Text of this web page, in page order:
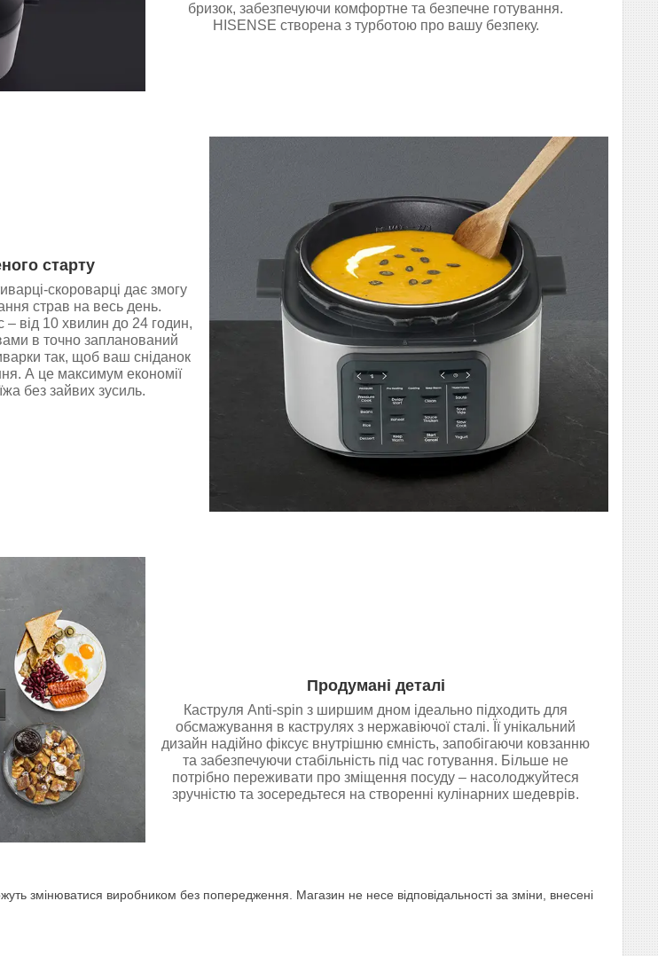
бризок, забезпечуючи комфортне та безпечне готування.
HISENSE створена з турботою про вашу безпеку.
старту
скороварці дає змогу
страв на весь день.
– від 10 хвилин до 24 годин,
в точно запланований
так, щоб ваш сніданок
А це максимум економії
без зайвих зусиль.
Продумані деталі
Каструля Anti-spin з ширшим дном ідеально підходить для
обсмажування в каструлях з нержавіючої сталі. Її унікальний
дизайн надійно фіксує внутрішню ємність, запобігаючи ковзанню
та забезпечуючи стабільність під час готування. Більше не
потрібно переживати про зміщення посуду – насолоджуйтеся
зручністю та зосередьтеся на створенні кулінарних шедеврів.
змінюватися виробником без попередження. Магазин не несе відповідальності за зміни, внесені